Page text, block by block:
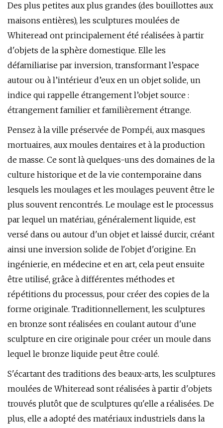
Des plus petites aux plus grandes (des bouillottes aux
maisons entières), les sculptures moulées de
Whiteread ont principalement été réalisées à partir
d'objets de la sphère domestique. Elle les
défamiliarise par inversion, transformant l’espace
autour ou à l’intérieur d’eux en un objet solide, un
indice qui rappelle étrangement l’objet source :
étrangement familier et familièrement étrange.
Pensez à la ville préservée de Pompéi, aux masques
mortuaires, aux moules dentaires et à la production
de masse. Ce sont là quelques-uns des domaines de la
culture historique et de la vie contemporaine dans
lesquels les moulages et les moulages peuvent être le
plus souvent rencontrés. Le moulage est le processus
par lequel un matériau, généralement liquide, est
versé dans ou autour d'un objet et laissé durcir, créant
ainsi une inversion solide de l'objet d'origine. En
ingénierie, en médecine et en art, cela peut ensuite
être utilisé, grâce à différentes méthodes et
répétitions du processus, pour créer des copies de la
forme originale. Traditionnellement, les sculptures
en bronze sont réalisées en coulant autour d'une
sculpture en cire originale pour créer un moule dans
lequel le bronze liquide peut être coulé.
S'écartant des traditions des beaux-arts, les sculptures
moulées de Whiteread sont réalisées à partir d'objets
trouvés plutôt que de sculptures qu'elle a réalisées. De
plus, elle a adopté des matériaux industriels dans la